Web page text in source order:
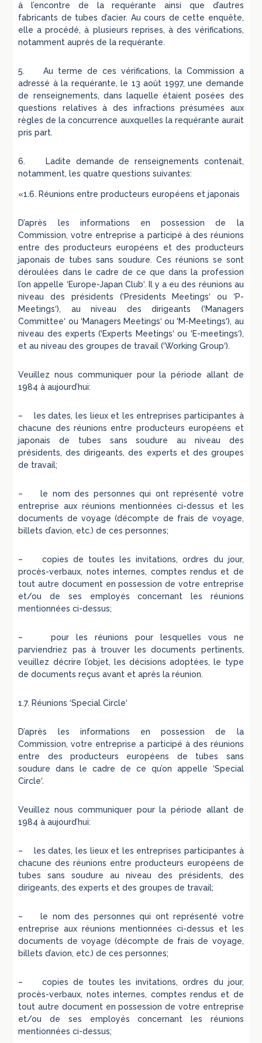
à l’encontre de la requérante ainsi que d’autres
fabricants de tubes d’acier. Au cours de cette enquête,
elle a procédé, à plusieurs reprises, à des vérifications,
notamment auprès de la requérante.
5. Au terme de ces vérifications, la Commission a
adressé à la requérante, le 13 août 1997, une demande
de renseignements, dans laquelle étaient posées des
questions relatives à des infractions présumées aux
règles de la concurrence auxquelles la requérante aurait
pris part.
6. Ladite demande de renseignements contenait,
notamment, les quatre questions suivantes:
«1.6. Réunions entre producteurs européens et japonais
D’après les informations en possession de la
Commission, votre entreprise a participé à des réunions
entre des producteurs européens et des producteurs
japonais de tubes sans soudure. Ces réunions se sont
déroulées dans le cadre de ce que dans la profession
l’on appelle ‘Europe-Japan Club‘. Il y a eu des réunions au
niveau des présidents (‘Presidents Meetings‘ ou ‘P-
Meetings‘), au niveau des dirigeants (‘Managers
Committee‘ ou ‘Managers Meetings‘ ou ‘M-Meetings‘), au
niveau des experts (‘Experts Meetings‘ ou ‘E-meetings‘),
et au niveau des groupes de travail (‘Working Group‘).
Veuillez nous communiquer pour la période allant de
1984 à aujourd’hui:
– les dates, les lieux et les entreprises participantes à
chacune des réunions entre producteurs européens et
japonais de tubes sans soudure au niveau des
présidents, des dirigeants, des experts et des groupes
de travail;
– le nom des personnes qui ont représenté votre
entreprise aux réunions mentionnées ci-dessus et les
documents de voyage (décompte de frais de voyage,
billets d’avion, etc.) de ces personnes;
– copies de toutes les invitations, ordres du jour,
procès-verbaux, notes internes, comptes rendus et de
tout autre document en possession de votre entreprise
et/ou de ses employés concernant les réunions
mentionnées ci-dessus;
– pour les réunions pour lesquelles vous ne
parviendriez pas à trouver les documents pertinents,
veuillez décrire l’objet, les décisions adoptées, le type
de documents reçus avant et après la réunion.
1.7. Réunions ‘Special Circle‘
D’après les informations en possession de la
Commission, votre entreprise a participé à des réunions
entre des producteurs européens de tubes sans
soudure dans le cadre de ce qu’on appelle ‘Special
Circle‘.
Veuillez nous communiquer pour la période allant de
1984 à aujourd’hui:
– les dates, les lieux et les entreprises participantes à
chacune des réunions entre producteurs européens de
tubes sans soudure au niveau des présidents, des
dirigeants, des experts et des groupes de travail;
– le nom des personnes qui ont représenté votre
entreprise aux réunions mentionnées ci-dessus et les
documents de voyage (décompte de frais de voyage,
billets d’avion, etc.) de ces personnes;
– copies de toutes les invitations, ordres du jour,
procès-verbaux, notes internes, comptes rendus et de
tout autre document en possession de votre entreprise
et/ou de ses employés concernant les réunions
mentionnées ci-dessus;